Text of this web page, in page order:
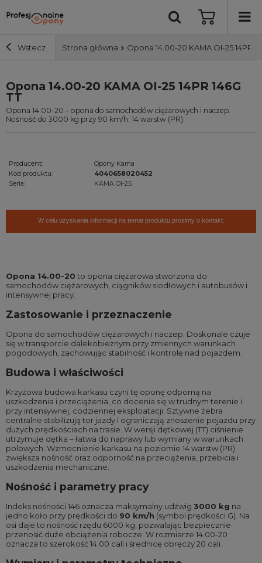
Wstecz Strona główna Opona 14.00-20 KAMA OI-25 14PR
Szerokość i profil
Średnica
Bieżnik
Nośność
Opona 14.00-20 KAMA OI-25 14PR 146G
TT
Opona 14.00-20 – opona do samochodów ciężarowych i naczep.
Nośność do 3000 kg przy 90 km/h; 14 warstw (PR).
Producent:
Opony Kama
Kod produktu:
4040658020452
Seria:
KAMA OI-25
W celu uzyskania informacji na temat produktu prosimy o kontakt.
Opona 14.00-20 to opona ciężarowa stworzona do
samochodów ciężarowych, ciągników siodłowych i autobusów i
intensywnej pracy.
Zastosowanie i przeznaczenie
Opona do samochodów ciężarowych i naczep. Doskonale czuje
się w transporcie dalekobieżnym przy zmiennych warunkach
pogodowych, zachowując stabilność i kontrolę nad pojazdem.
Budowa i właściwości
Krzyżowa budowa karkasu czyni tę oponę odporną na
uszkodzenia i przeciążenia, co docenia się w trudnym terenie i
przy intensywnej, codziennej eksploatacji. Sztywne żebra
centralne stabilizują tor jazdy i ograniczają znoszenie pojazdu przy
dużych prędkościach na trasie. W wersji dętkowej (TT) ciśnienie
utrzymuje dętka – łatwa do naprawy lub wymiany w warunkach
polowych. Wzmocnienie karkasu na poziomie 14 warstw (PR)
zwiększa nośność oraz odporność na przeciążenia, przebicia i
uszkodzenia mechaniczne.
Nośność i parametry pracy
Indeks nośności 146 oznacza maksymalny udźwig 3000 kg na
jedno koło przy prędkości do 90 km/h (symbol prędkości G). Na
osi daje to nośność rzędu 6000 kg, pozwalając bezpiecznie
przenosić duże obciążenia robocze. W rozmiarze 14.00-20
oznacza to szerokość 14.00 cali i średnicę obręczy 20 cali.